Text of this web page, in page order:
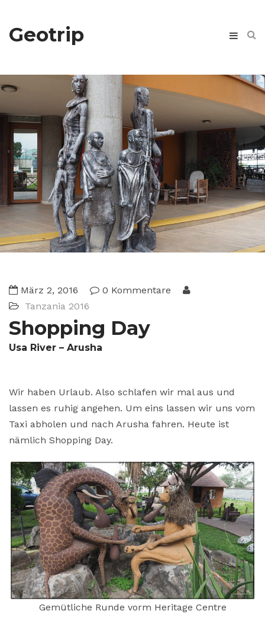
Geotrip
März 2, 2016
0 Kommentare
Tanzania 2016
Shopping Day
Usa River – Arusha
Wir haben Urlaub. Also schlafen wir mal aus und
lassen es ruhig angehen. Um eins lassen wir uns vom
Taxi abholen und nach Arusha fahren. Heute ist
nämlich Shopping Day.
Gemütliche Runde vorm Heritage Centre